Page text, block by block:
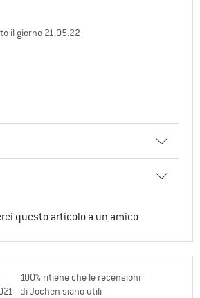
il giorno 21.05.22
questo articolo a un amico
100% ritiene che le recensioni
di Jochen siano utili